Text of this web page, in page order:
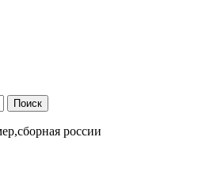
сборная россии